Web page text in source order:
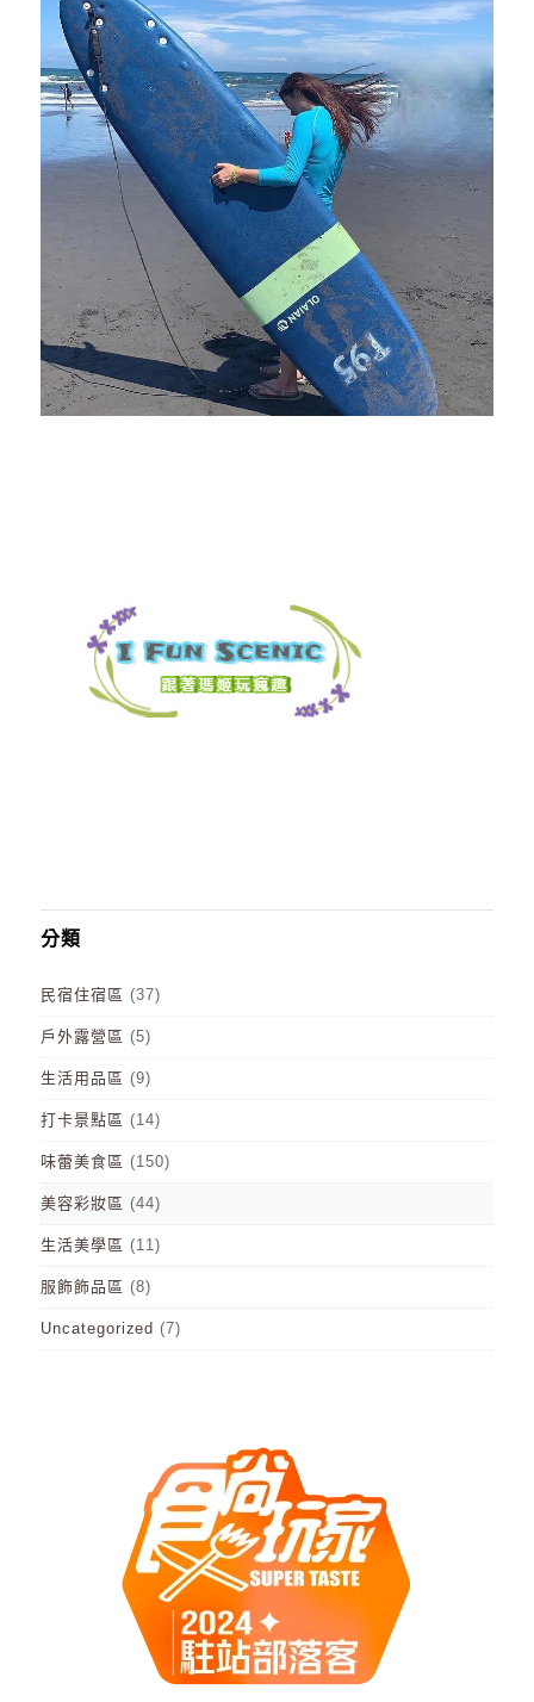
分類
民宿住宿區 (37)
戶外露營區 (5)
生活用品區 (9)
打卡景點區 (14)
味蕾美食區 (150)
美容彩妝區 (44)
生活美學區 (11)
服飾飾品區 (8)
Uncategorized (7)